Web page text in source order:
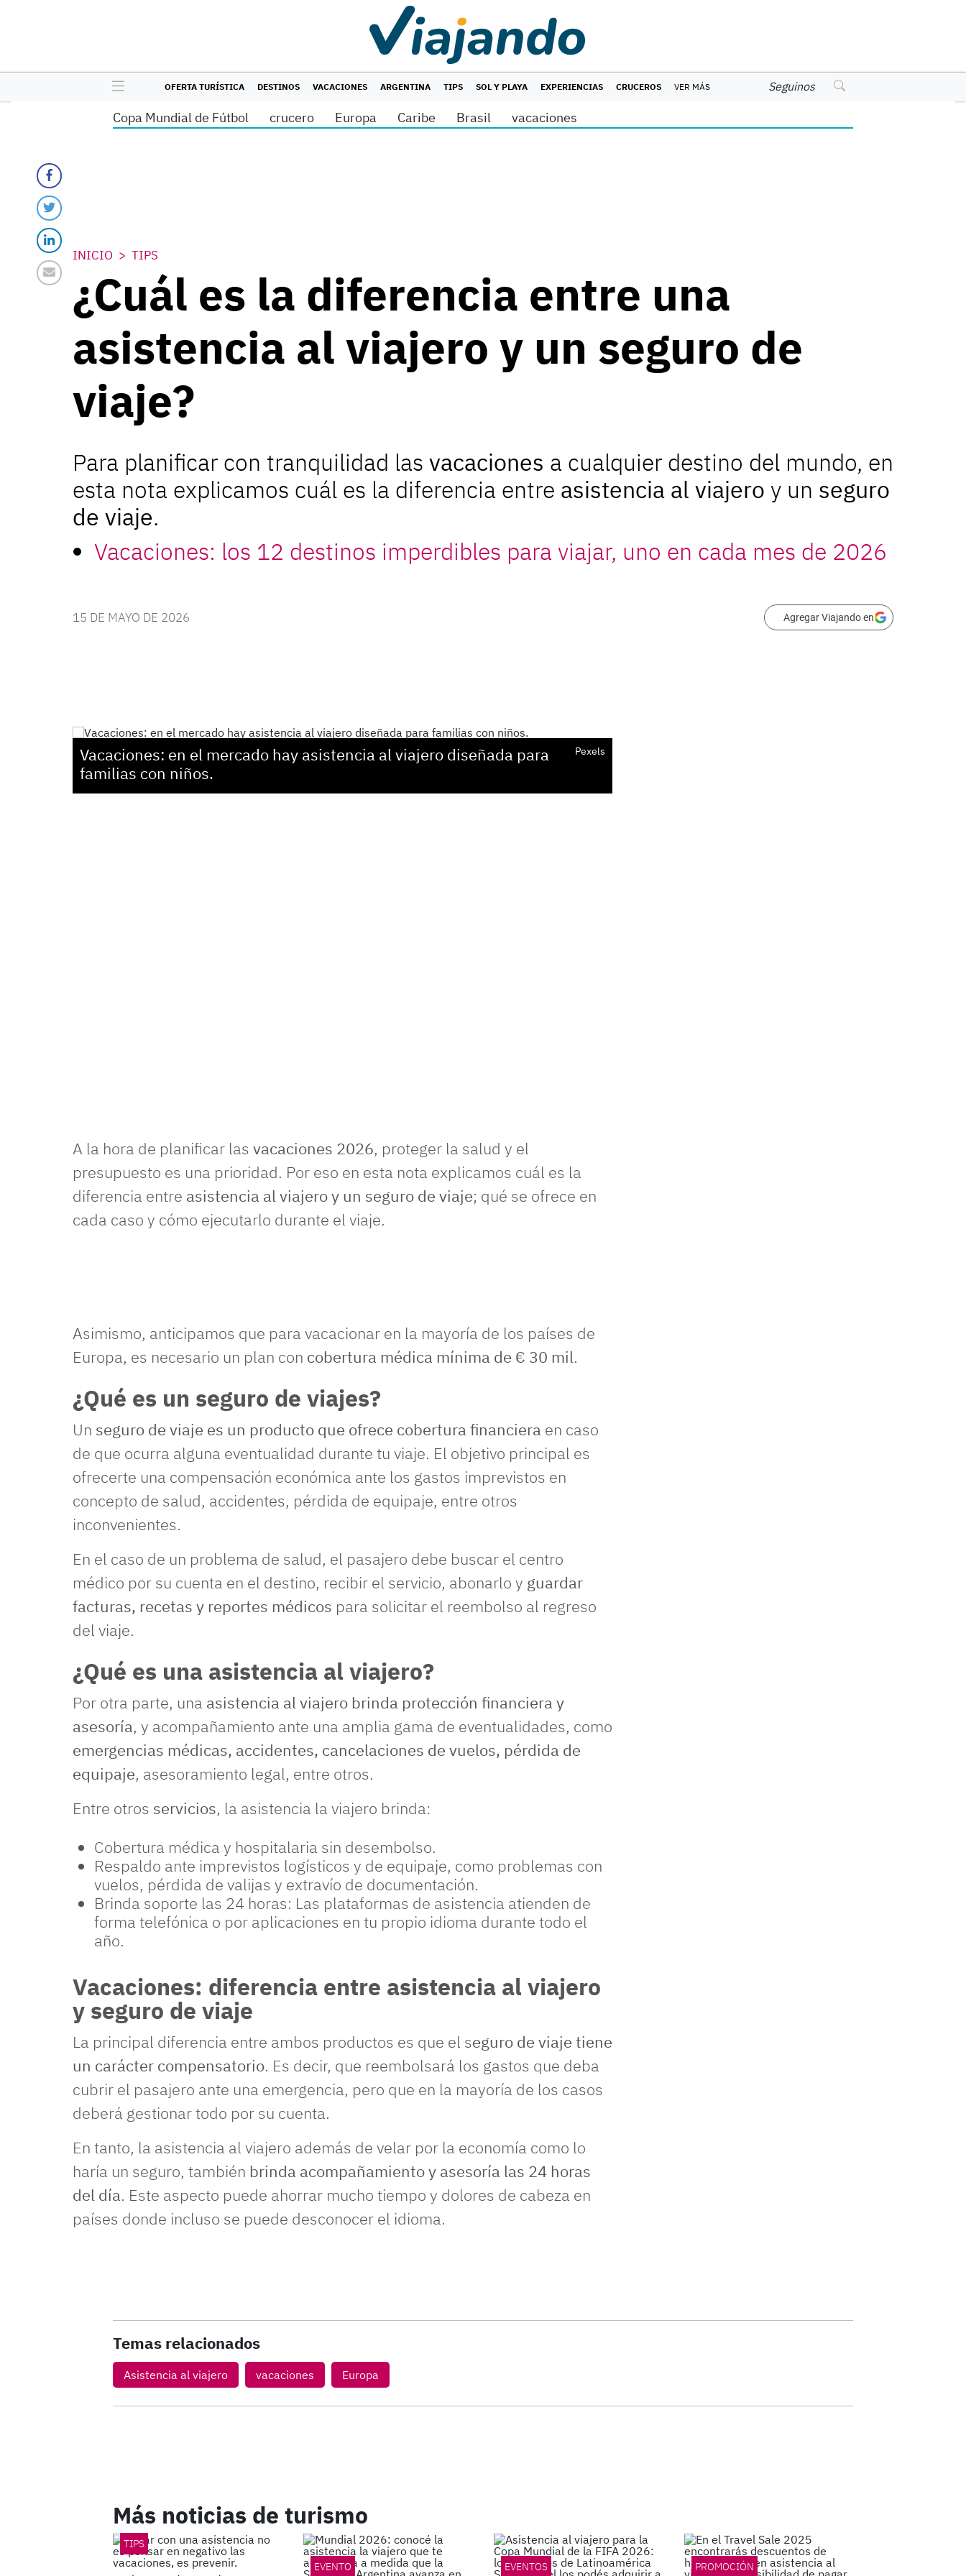
OFERTA TURÍSTICA DESTINOS VACACIONES ARGENTINA TIPS SOL Y PLAYA EXPERIENCIAS CRUCEROS VER MÁS Seguinos
Copa Mundial de Fútbol crucero Europa Caribe Brasil vacaciones
INICIO TIPS
¿Cuál es la diferencia entre una
asistencia al viajero y un seguro de
viaje?
Para planificar con tranquilidad las vacaciones a cualquier destino del mundo, en
esta nota explicamos cuál es la diferencia entre asistencia al viajero y un seguro
de viaje.
Vacaciones: los 12 destinos imperdibles para viajar, uno en cada mes de 2026
15 DE MAYO DE 2026 Agregar Viajando en
Vacaciones: en el mercado hay asistencia al viajero diseñada para
familias con niños.
Pexels
A la hora de planificar las vacaciones 2026, proteger la salud y el
presupuesto es una prioridad. Por eso en esta nota explicamos cuál es la
diferencia entre asistencia al viajero y un seguro de viaje; qué se ofrece en
cada caso y cómo ejecutarlo durante el viaje.
Asimismo, anticipamos que para vacacionar en la mayoría de los países de
Europa, es necesario un plan con cobertura médica mínima de € 30 mil.
¿Qué es un seguro de viajes?
Un seguro de viaje es un producto que ofrece cobertura financiera en caso
de que ocurra alguna eventualidad durante tu viaje. El objetivo principal es
ofrecerte una compensación económica ante los gastos imprevistos en
concepto de salud, accidentes, pérdida de equipaje, entre otros
inconvenientes.
En el caso de un problema de salud, el pasajero debe buscar el centro
médico por su cuenta en el destino, recibir el servicio, abonarlo y guardar
facturas, recetas y reportes médicos para solicitar el reembolso al regreso
del viaje.
¿Qué es una asistencia al viajero?
Por otra parte, una asistencia al viajero brinda protección financiera y
asesoría, y acompañamiento ante una amplia gama de eventualidades, como
emergencias médicas, accidentes, cancelaciones de vuelos, pérdida de
equipaje, asesoramiento legal, entre otros.
Entre otros servicios, la asistencia la viajero brinda:
Cobertura médica y hospitalaria sin desembolso.
Respaldo ante imprevistos logísticos y de equipaje, como problemas con
vuelos, pérdida de valijas y extravío de documentación.
Brinda soporte las 24 horas: Las plataformas de asistencia atienden de
forma telefónica o por aplicaciones en tu propio idioma durante todo el
año.
Vacaciones: diferencia entre asistencia al viajero
y seguro de viaje
La principal diferencia entre ambos productos es que el seguro de viaje tiene
un carácter compensatorio. Es decir, que reembolsará los gastos que deba
cubrir el pasajero ante una emergencia, pero que en la mayoría de los casos
deberá gestionar todo por su cuenta.
En tanto, la asistencia al viajero además de velar por la economía como lo
haría un seguro, también brinda acompañamiento y asesoría las 24 horas
del día. Este aspecto puede ahorrar mucho tiempo y dolores de cabeza en
países donde incluso se puede desconocer el idioma.
Temas relacionados
Asistencia al viajero vacaciones Europa
Más noticias de turismo
TIPS
EVENTO EVENTOS PROMOCIÓN